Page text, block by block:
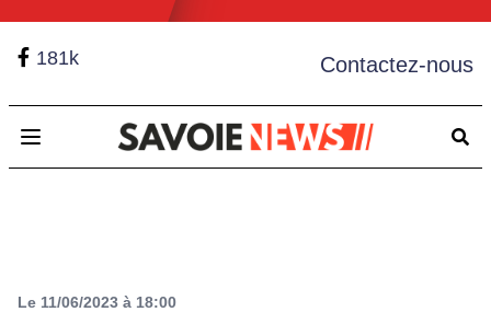
181k Contactez-nous
Open main menu
Le 11/06/2023 à 18:00